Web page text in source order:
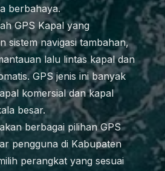
berbahaya.
GPS Kapal yang
sistem navigasi tambahan,
lalu lintas kapal dan
GPS jenis ini banyak
komersial dan kapal
besar.
berbagai pilihan GPS
pengguna di Kabupaten
perangkat yang sesuai